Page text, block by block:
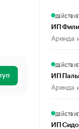
ИП
Аренда
ИП
Аренда
ИП